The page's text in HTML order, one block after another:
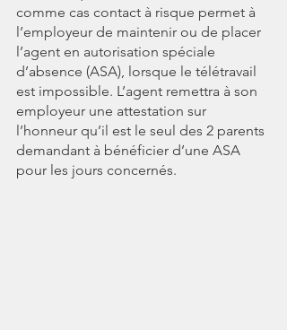
comme cas contact à risque permet à
l’employeur de maintenir ou de placer
l’agent en autorisation spéciale
d’absence (ASA), lorsque le télétravail
est impossible. L’agent remettra à son
employeur une attestation sur
l’honneur qu’il est le seul des 2 parents
demandant à bénéficier d’une ASA
pour les jours concernés.